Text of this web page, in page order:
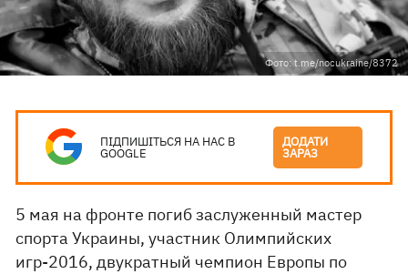
Фото: t.me/nocukraine/8372
ПІДПИШІТЬСЯ НА НАС В
GOOGLE
ДОДАТИ
ЗАРАЗ
5 мая на фронте погиб заслуженный мастер
спорта Украины, участник Олимпийских
игр-2016, двукратный чемпион Европы по